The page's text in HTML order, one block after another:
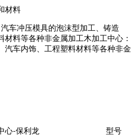
材料
车冲压模具的泡沫型加工、铸造
材料等各种非金属加工木加工中心：
汽车内饰、工程塑料材料等各种非金
心-保利龙 型号